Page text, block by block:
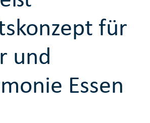
für
und
Essen